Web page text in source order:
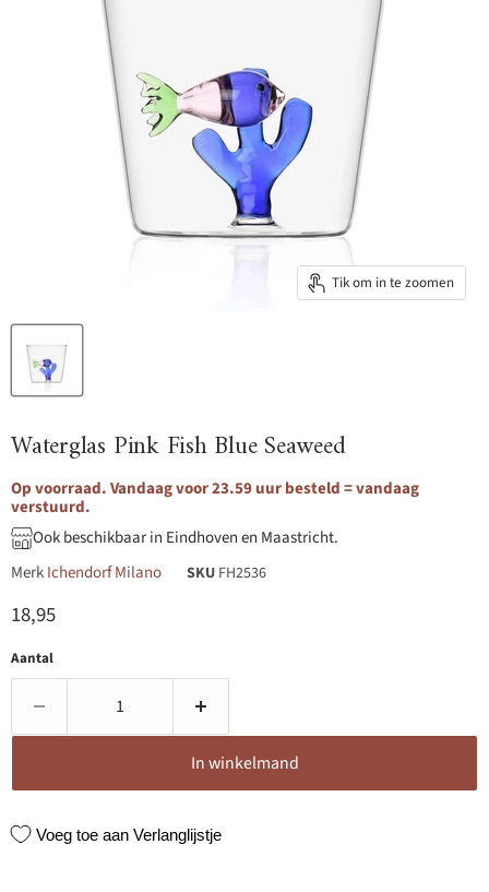
Tik om in te zoomen
Waterglas Pink Fish Blue Seaweed
Op voorraad. Vandaag voor 23.59 uur besteld = vandaag
verstuurd.
Ook beschikbaar in Eindhoven en Maastricht.
MerkIchendorf Milano SKU FH2536
Huidige prijs
18,95
Aantal
In winkelmand
Voeg toe aan Verlanglijstje